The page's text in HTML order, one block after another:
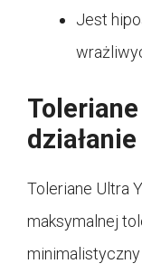
Jest
działanie
Toleriane Ultra
maksymalnej
minimalistyczny